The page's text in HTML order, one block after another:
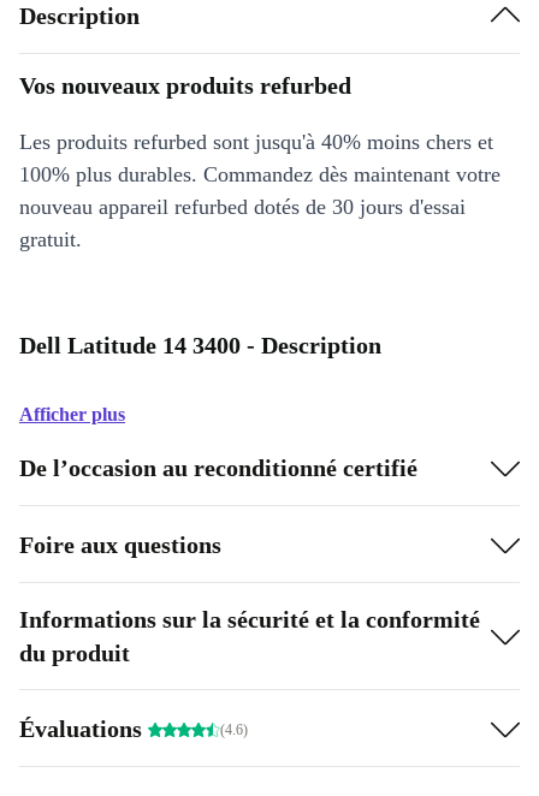
Description
Vos nouveaux produits refurbed
Les produits refurbed sont jusqu'à 40% moins chers et
100% plus durables. Commandez dès maintenant votre
nouveau appareil refurbed dotés de 30 jours d'essai
gratuit.
Dell Latitude 14 3400 - Description
Afficher plus
De l’occasion au reconditionné certifié
Foire aux questions
Informations sur la sécurité et la conformité
du produit
Évaluations (4.6)